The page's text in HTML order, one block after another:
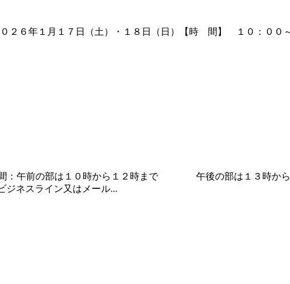
２６年１月１７日（土）・１８日（日）【時 間】 １０：０
間：午前の部は１０時から１２時まで 午後の部は１３時から
ネスライン又はメール...